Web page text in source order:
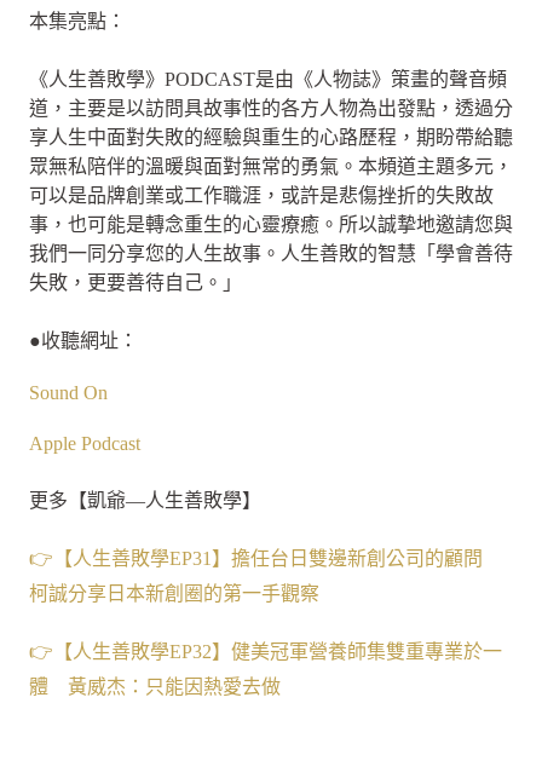
本集亮點：
《人生善敗學》PODCAST是由《人物誌》策畫的聲音頻
道，主要是以訪問具故事性的各方人物為出發點，透過分
享人生中面對失敗的經驗與重生的心路歷程，期盼帶給聽
眾無私陪伴的溫暖與面對無常的勇氣。本頻道主題多元，
可以是品牌創業或工作職涯，或許是悲傷挫折的失敗故
事，也可能是轉念重生的心靈療癒。所以誠摯地邀請您與
我們一同分享您的人生故事。人生善敗的智慧「學會善待
失敗，更要善待自己。」
●收聽網址：
Sound On
Apple Podcast
更多【凱爺—人生善敗學】
👉【人生善敗學EP31】擔任台日雙邊新創公司的顧問
柯誠分享日本新創圈的第一手觀察
👉【人生善敗學EP32】健美冠軍營養師集雙重專業於一
體 黃威杰：只能因熱愛去做